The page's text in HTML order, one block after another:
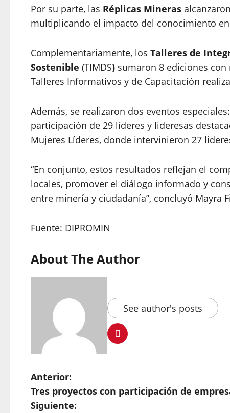
Por su parte, las Réplicas Mineras
multiplicando el impacto del conocimiento
Complementariamente, los Talleres de
Sostenible (TIMDS) sumaron 8 ediciones
Talleres Informativos y de Capacitación
Además, se realizaron dos eventos
participación de 29 líderes y lideresas
Mujeres Líderes, donde intervinieron 27
“En conjunto, estos resultados reflejan el
locales, promover el diálogo informado y
entre minería y ciudadanía”, concluyó Mayra
Fuente: DIPROMIN
About The Author
See author's posts
Anterior:
Tres proyectos con participación de
Siguiente: